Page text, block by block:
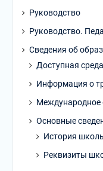
Руководство
Руководство.
Сведения об
Доступная среда
Информация о
Международное
Основные
История
Реквизиты